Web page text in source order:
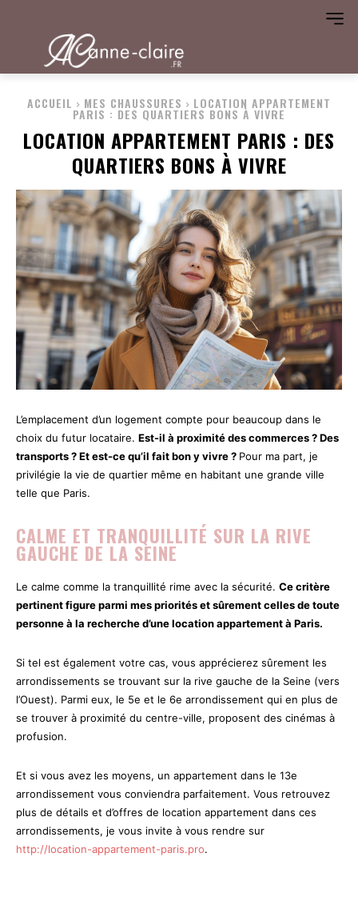
ACCUEIL MES CHAUSSURES LOCATION APPARTEMENT
PARIS : DES QUARTIERS BONS À VIVRE
LOCATION APPARTEMENT PARIS : DES
QUARTIERS BONS À VIVRE
L’emplacement d’un logement compte pour beaucoup dans le
choix du futur locataire. Est-il à proximité des commerces ? Des
transports ? Et est-ce qu’il fait bon y vivre ? Pour ma part, je
privilégie la vie de quartier même en habitant une grande ville
telle que Paris.
CALME ET TRANQUILLITÉ SUR LA RIVE
GAUCHE DE LA SEINE
Le calme comme la tranquillité rime avec la sécurité. Ce critère
pertinent figure parmi mes priorités et sûrement celles de toute
personne à la recherche d’une location appartement à Paris.
Si tel est également votre cas, vous apprécierez sûrement les
arrondissements se trouvant sur la rive gauche de la Seine (vers
l’Ouest). Parmi eux, le 5e et le 6e arrondissement qui en plus de
se trouver à proximité du centre-ville, proposent des cinémas à
profusion.
Et si vous avez les moyens, un appartement dans le 13e
arrondissement vous conviendra parfaitement. Vous retrouvez
plus de détails et d’offres de location appartement dans ces
arrondissements, je vous invite à vous rendre sur
http://location-appartement-paris.pro.